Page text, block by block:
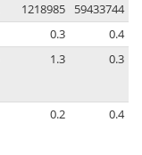
1218985
59433744
0.3
0.4
1.3 0.3
0.2 0.4